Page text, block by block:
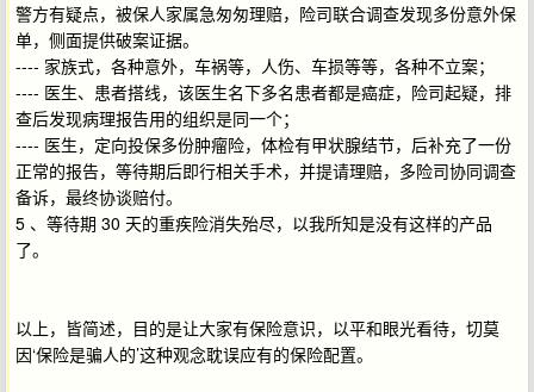
警方有疑点，被保人家属急匆匆理赔，险司联合调查发现多份意外保
单，侧面提供破案证据。
---- 家族式，各种意外，车祸等，人伤、车损等等，各种不立案；
---- 医生、患者搭线，该医生名下多名患者都是癌症，险司起疑，排
查后发现病理报告用的组织是同一个；
---- 医生，定向投保多份肿瘤险，体检有甲状腺结节，后补充了一份
正常的报告，等待期后即行相关手术，并提请理赔，多险司协同调查
备诉，最终协谈赔付。
5 、等待期 30 天的重疾险消失殆尽，以我所知是没有这样的产品
了。
以上，皆简述，目的是让大家有保险意识，以平和眼光看待，切莫
因‘保险是骗人的’这种观念耽误应有的保险配置。